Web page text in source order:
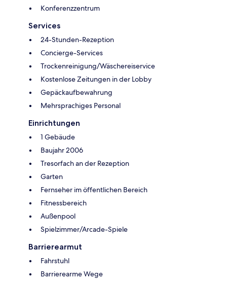
Konferenzzentrum
Services
24-Stunden-Rezeption
Concierge-Services
Trockenreinigung/Wäschereiservice
Kostenlose Zeitungen in der Lobby
Gepäckaufbewahrung
Mehrsprachiges Personal
Einrichtungen
1 Gebäude
Baujahr 2006
Tresorfach an der Rezeption
Garten
Fernseher im öffentlichen Bereich
Fitnessbereich
Außenpool
Spielzimmer/Arcade-Spiele
Barrierearmut
Fahrstuhl
Barrierearme Wege